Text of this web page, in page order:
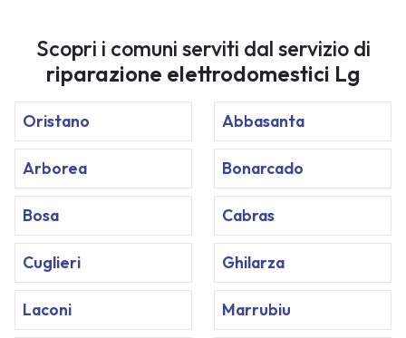
Scopri i comuni serviti dal servizio di
riparazione elettrodomestici Lg
Oristano Abbasanta
Arborea Bonarcado
Bosa Cabras
Cuglieri Ghilarza
Laconi Marrubiu